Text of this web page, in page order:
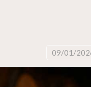
09/01/